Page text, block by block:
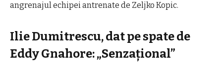
angrenajul echipei antrenate de Zeljko Kopic.
Ilie Dumitrescu, dat pe spate de
Eddy Gnahore: „Senzațional”